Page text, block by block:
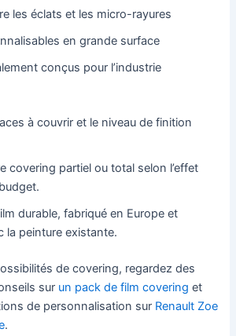
les éclats et les micro-rayures
en grande surface
conçus pour l’industrie
à couvrir et le niveau de finition
covering partiel ou total selon l’effet
durable, fabriqué en Europe et
la peinture existante.
de covering, regardez des
sur un pack de film covering et
de personnalisation sur Renault Zoe
.